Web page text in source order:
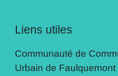
Liens utiles
Communauté de
Urbain de Faulquemont